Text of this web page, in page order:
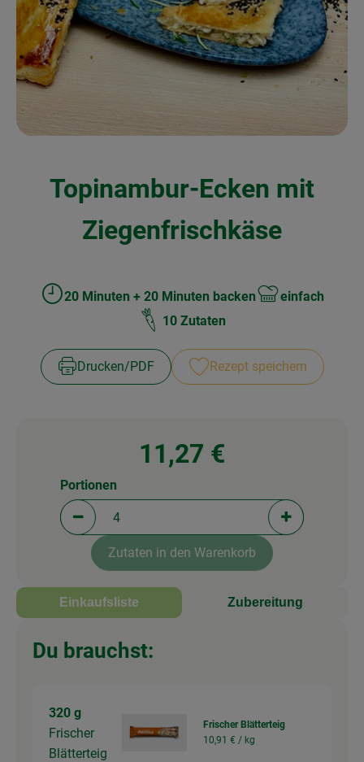
Kochen & Backen
Naturkost
Drogerie
Blog
Veranstaltungen
Topinambur-Ecken mit
Ziegenfrischkäse
Zubreitungszeit:
20 Minuten + 20 Minuten backen
Schwierigkeit:
einfach
10 Zutaten
Drucken​/​PDF Rezept speichern
11,27 €
Portionen verringern (aktuell 4 Portionen
Portionen
Portionen
Zutaten in den Warenkorb
Einkaufsliste Zubereitung
Du brauchst:
320 g
Frischer
Blätterteig
Frischer Blätterteig
10,91 € / kg